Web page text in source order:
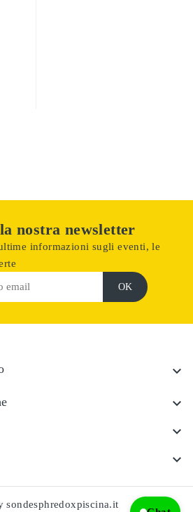
nostra newsletter
informazioni sugli eventi, le




sondesphredoxpiscina.it